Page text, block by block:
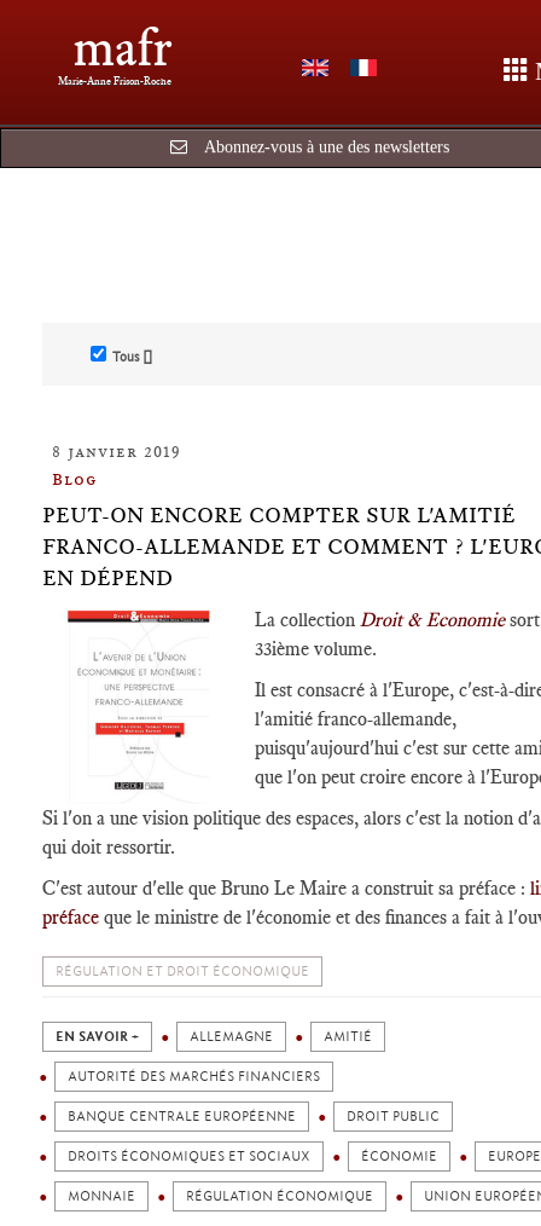
mafr
Marie-Anne Frison-Roche
Abonnez-vous à une des newsletters
Tous []
8 janvier 2019
Blog
PEUT-ON ENCORE COMPTER SUR L'AMITIÉ
FRANCO-ALLEMANDE ET COMMENT ?
EN DÉPEND
La collection Droit & Economie
33ième volume.
Il est consacré à l'Europe, c'est-à-
l'amitié franco-allemande,
puisqu'aujourd'hui c'est sur cette
que l'on peut croire encore à
Si l'on a une vision politique des espaces, alors c'est la notion
qui doit ressortir.
C'est autour d'elle que Bruno Le Maire a construit sa préface :
préface que le ministre de l'économie et des finances a fait à
RÉGULATION ET DROIT ÉCONOMIQUE
EN SAVOIR + ALLEMAGNE AMITIÉ
AUTORITÉ DES MARCHÉS FINANCIERS
BANQUE CENTRALE EUROPÉENNE DROIT PUBLIC
DROITS ÉCONOMIQUES ET SOCIAUX ÉCONOMIE EUROPE
MONNAIE RÉGULATION ÉCONOMIQUE UNION